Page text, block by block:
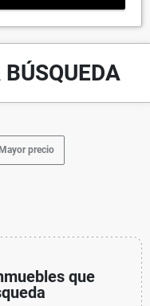
BÚSQUEDA
Mayor precio
que